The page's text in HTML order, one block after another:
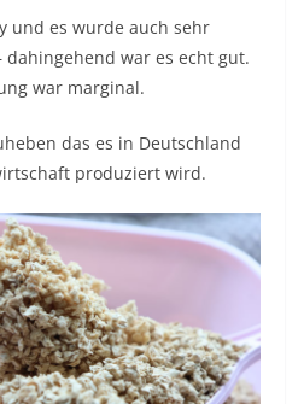
und es wurde auch sehr
war es echt gut.
war marginal.
das es in Deutschland
produziert wird.